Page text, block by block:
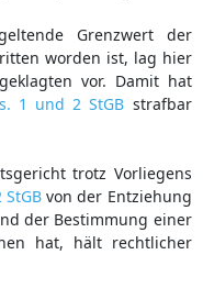
Grenzwert der
worden ist, lag hier
vor. Damit hat
1 und 2 StGB strafbar
trotz Vorliegens
StGB von der Entziehung
der Bestimmung einer
hat, hält rechtlicher